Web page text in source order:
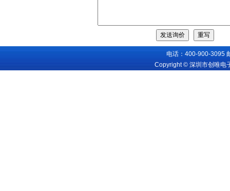
电话：400-900-3095
Copyright © 深圳市创唯电